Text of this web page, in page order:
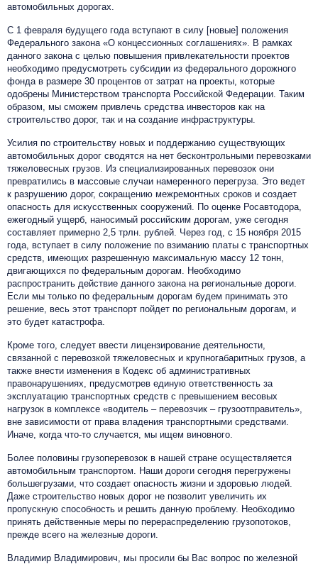
автомобильных дорогах.
С 1 февраля будущего года вступают в силу [новые] положения
Федерального закона «О концессионных соглашениях». В рамках
данного закона с целью повышения привлекательности проектов
необходимо предусмотреть субсидии из федерального дорожного
фонда в размере 30 процентов от затрат на проекты, которые
одобрены Министерством транспорта Российской Федерации. Таким
образом, мы сможем привлечь средства инвесторов как на
строительство дорог, так и на создание инфраструктуры.
Усилия по строительству новых и поддержанию существующих
автомобильных дорог сводятся на нет бесконтрольными перевозками
тяжеловесных грузов. Из специализированных перевозок они
превратились в массовые случаи намеренного перегруза. Это ведет
к разрушению дорог, сокращению межремонтных сроков и создает
опасность для искусственных сооружений. По оценке Росавтодора,
ежегодный ущерб, наносимый российским дорогам, уже сегодня
составляет примерно 2,5 трлн. рублей. Через год, с 15 ноября 2015
года, вступает в силу положение по взиманию платы с транспортных
средств, имеющих разрешенную максимальную массу 12 тонн,
двигающихся по федеральным дорогам. Необходимо
распространить действие данного закона на региональные дороги.
Если мы только по федеральным дорогам будем принимать это
решение, весь этот транспорт пойдет по региональным дорогам, и
это будет катастрофа.
Кроме того, следует ввести лицензирование деятельности,
связанной с перевозкой тяжеловесных и крупногабаритных грузов, а
также внести изменения в Кодекс об административных
правонарушениях, предусмотрев единую ответственность за
эксплуатацию транспортных средств с превышением весовых
нагрузок в комплексе «водитель – перевозчик – грузоотправитель»,
вне зависимости от права владения транспортными средствами.
Иначе, когда что-то случается, мы ищем виновного.
Более половины грузоперевозок в нашей стране осуществляется
автомобильным транспортом. Наши дороги сегодня перегружены
большегрузами, что создает опасность жизни и здоровью людей.
Даже строительство новых дорог не позволит увеличить их
пропускную способность и решить данную проблему. Необходимо
принять действенные меры по перераспределению грузопотоков,
прежде всего на железные дороги.
Владимир Владимирович, мы просили бы Вас вопрос по железной